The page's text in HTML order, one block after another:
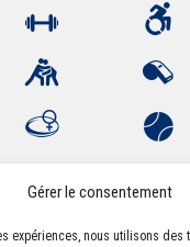
Gérer le consentement
expériences, nous utilisons